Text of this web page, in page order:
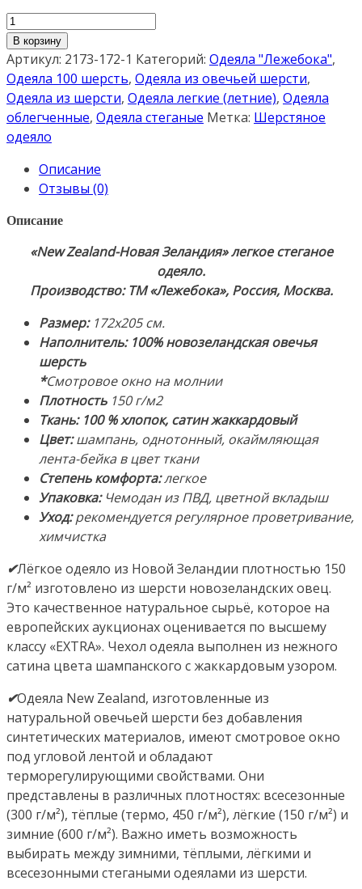
Количество
товара
"New
Zeland-
Новая
Зеландия"
172х205см.
стеганое
одеяло
100%
овечья
(Смотровое
молнии).
Ткань:
Хлопок-
Сатин
жаккардовый.
Производство
ТМ
"Лежебока",
Россия,
Москва
В корзину
Артикул: 2173-172-1 Категорий: Одеяла "Лежебока",
Одеяла 100 шерсть, Одеяла из овечьей шерсти,
Одеяла из шерсти, Одеяла легкие (летние), Одеяла
облегченные, Одеяла стеганые Метка: Шерстяное
одеяло
Описание
Отзывы (0)
Описание
«New Zealand-Новая Зеландия» легкое стеганое
одеяло.
Производство: ТМ «Лежебока», Россия, Москва.
Размер:172х205 см.
Наполнитель: 100% новозеландская овечья
шерсть
*Смотровое окно на молнии
Плотность150 г/м2
Ткань: 100 % хлопок, сатин жаккардовый
Цвет:шампань, однотонный, окаймляющая
лента-бейка в цвет ткани
Степень комфорта:легкое
Упаковка:Чемодан из ПВД, цветной вкладыш
Уход:рекомендуется регулярное проветривание,
химчистка
✔Лёгкое одеяло из Новой Зеландии плотностью 150
г/м² изготовлено из шерсти новозеландских овец.
Это качественное натуральное сырьё, которое на
европейских аукционах оценивается по высшему
классу «EXTRA». Чехол одеяла выполнен из нежного
сатина цвета шампанского с жаккардовым узором.
✔Одеяла New Zealand, изготовленные из
натуральной овечьей шерсти без добавления
синтетических материалов, имеют смотровое окно
под угловой лентой и обладают
терморегулирующими свойствами. Они
представлены в различных плотностях: всесезонные
(300 г/м²), тёплые (термо, 450 г/м²), лёгкие (150 г/м²) и
зимние (600 г/м²). Важно иметь возможность
выбирать между зимними, тёплыми, лёгкими и
всесезонными стегаными одеялами из шерсти.